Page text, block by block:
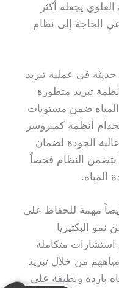
يجعله أكثر
الحاجة إلى نظام
في عملية تبريد
تبريد متطورة
ضمن مستويات
أنظمة كمبروسر
الجودة لضمان
يتضمن النظام فحصاً
المياه.
مهمة للحفاظ على
البكتيريا
استشارات متكاملة
من خلال تبريد
باردة ونظيفة على